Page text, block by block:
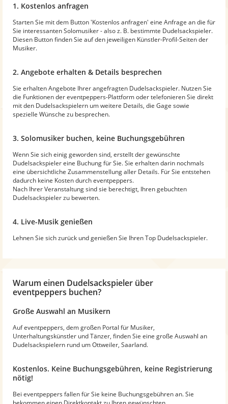
1. Kostenlos anfragen
Starten Sie mit dem Button 'Kostenlos anfragen' eine Anfrage an die für
Sie interessanten Solomusiker - also z. B. bestimmte Dudelsackspieler.
Diesen Button finden Sie auf den jeweiligen Künstler-Profil-Seiten der
Musiker.
2. Angebote erhalten & Details besprechen
Sie erhalten Angebote Ihrer angefragten Dudelsackspieler. Nutzen Sie
die Funktionen der eventpeppers-Plattform oder telefonieren Sie direkt
mit den Dudelsackspielern um weitere Details, die Gage sowie
spezielle Wünsche zu besprechen.
3. Solomusiker buchen, keine Buchungsgebühren
Wenn Sie sich einig geworden sind, erstellt der gewünschte
Dudelsackspieler eine Buchung für Sie. Sie erhalten darin nochmals
eine übersichtliche Zusammenstellung aller Details. Für Sie entstehen
dadurch keine Kosten durch eventpeppers.
Nach Ihrer Veranstaltung sind sie berechtigt, Ihren gebuchten
Dudelsackspieler zu bewerten.
4. Live-Musik genießen
Lehnen Sie sich zurück und genießen Sie Ihren Top Dudelsackspieler.
Warum einen Dudelsackspieler über
eventpeppers buchen?
Große Auswahl an Musikern
Auf eventpeppers, dem großen Portal für Musiker,
Unterhaltungskünstler und Tänzer, finden Sie eine große Auswahl an
Dudelsackspielern rund um Ottweiler, Saarland.
Kostenlos. Keine Buchungsgebühren, keine Registrierung
nötig!
Bei eventpeppers fallen für Sie keine Buchungsgebühren an. Sie